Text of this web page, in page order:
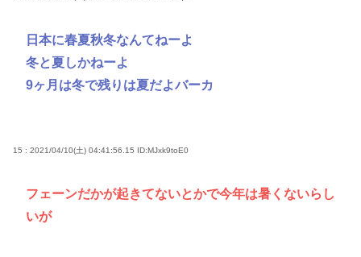
日本に春夏秋冬なんてねーよ
冬と夏しかねーよ
9ヶ月は冬で残りは夏だよバーカ
15 : 2021/04/10(土) 04:41:56.15 ID:MJxk9toE0
フェーンだかが起きてないとかで今年は暑くないらし
いが